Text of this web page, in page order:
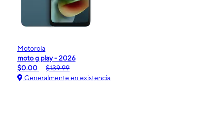
Motorola
moto g play - 2026
$0.00
$139.99
Generalmente en existencia